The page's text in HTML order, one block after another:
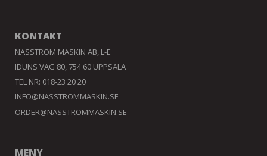
KONTAKT
NÄSSTRÖM MASKIN AB, L-E
IDUNS VÄG 80, 754 60 UPPSALA
TEL NR: 018-23 20 20
INFO@NASSTROMMASKIN.SE
ORDER@NASSTROMMASKIN.SE
MENY